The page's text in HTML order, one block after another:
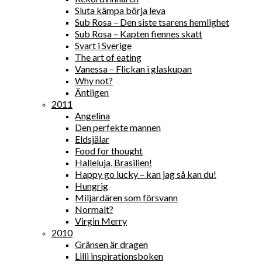
Sluta kämpa börja leva
Sub Rosa – Den siste tsarens hemlighet
Sub Rosa – Kapten fiennes skatt
Svart i Sverige
The art of eating
Vanessa – Flickan i glaskupan
Why not?
Äntligen
2011
Angelina
Den perfekte mannen
Eldsjälar
Food for thought
Halleluja, Brasilien!
Happy go lucky – kan jag så kan du!
Hungrig
Miljardären som försvann
Normalt?
Virgin Merry
2010
Gränsen är dragen
Lilli inspirationsboken